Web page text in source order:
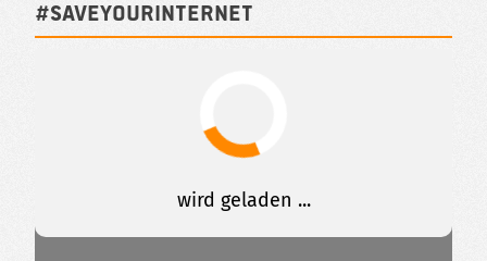
#SAVEYOURINTERNET